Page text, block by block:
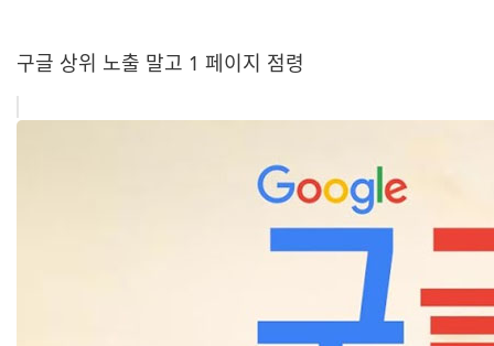
구글 상위 노출 말고 1 페이지 점령